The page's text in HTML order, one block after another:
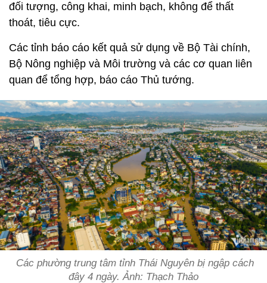
đối tượng, công khai, minh bạch, không để thất
thoát, tiêu cực.
Các tỉnh báo cáo kết quả sử dụng về Bộ Tài chính,
Bộ Nông nghiệp và Môi trường và các cơ quan liên
quan để tổng hợp, báo cáo Thủ tướng.
Các phường trung tâm tỉnh Thái Nguyên bị ngập cách
đây 4 ngày. Ảnh: Thạch Thảo